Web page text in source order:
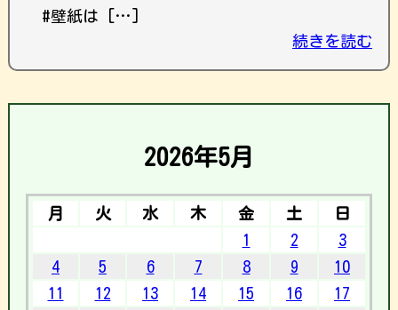
#壁紙は […]
続きを読む
2026年5月
月 火 水 木 金 土
日
1
2
3
4
5 6 7 8 9
10
11
12 13 14 15 16
17